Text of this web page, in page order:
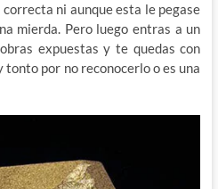
ni aunque esta le pegase
mierda. Pero luego entras a un
expuestas y te quedas con
tonto por no reconocerlo o es una